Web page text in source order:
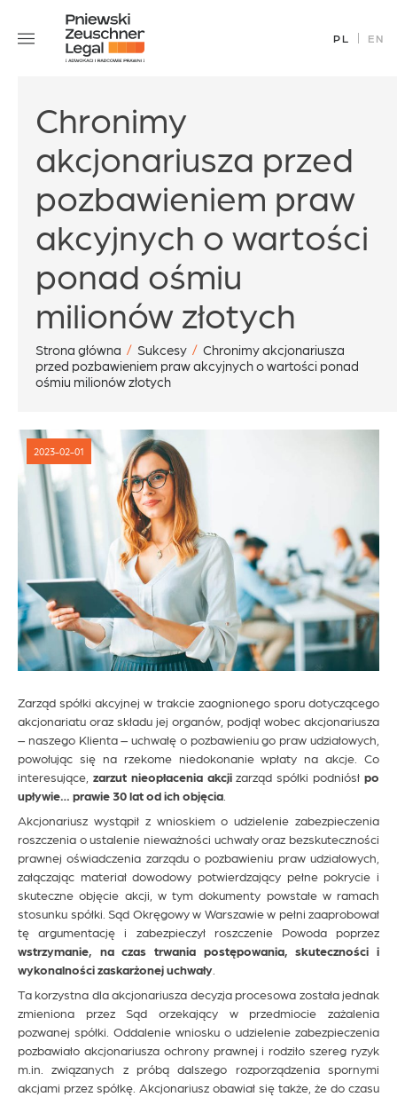
content
Specjalizacje
Aktualności
Kariera
Kontakt
office@pz.legal
PL EN
Chronimy
akcjonariusza przed
pozbawieniem praw
akcyjnych o wartości
ponad ośmiu
milionów złotych
Strona główna / Sukcesy / Chronimy akcjonariusza
przed pozbawieniem praw akcyjnych o wartości ponad
ośmiu milionów złotych
2023-02-01
Zarząd spółki akcyjnej w trakcie zaognionego sporu dotyczącego
akcjonariatu oraz składu jej organów, podjął wobec akcjonariusza
– naszego Klienta – uchwałę o pozbawieniu go praw udziałowych,
powołując się na rzekome niedokonanie wpłaty na akcje. Co
interesujące, zarzut nieopłacenia akcjizarząd spółki podniósłpo
upływie… prawie 30 lat od ich objęcia
Akcjonariusz wystąpił z wnioskiem o udzielenie zabezpieczenia
roszczenia o ustalenie nieważności uchwały oraz bezskuteczności
prawnej oświadczenia zarządu o pozbawieniu praw udziałowych,
załączając materiał dowodowy potwierdzający pełne pokrycie i
skuteczne objęcie akcji, w tym dokumenty powstałe w ramach
stosunku spółki. Sąd Okręgowy w Warszawie w pełni zaaprobował
tę argumentację i zabezpieczył roszczenie Powoda poprzez
wstrzymanie, na czas trwania postępowania, skuteczności i
wykonalności zaskarżonej uchwały
Ta korzystna dla akcjonariusza decyzja procesowa została jednak
zmieniona przez Sąd orzekający w przedmiocie zażalenia
pozwanej spółki. Oddalenie wniosku o udzielenie zabezpieczenia
pozbawiało akcjonariusza ochrony prawnej i rodziło szereg ryzyk
m.in. związanych z próbą dalszego rozporządzenia spornymi
akcjami przez spółkę. Akcjonariusz obawiał się także, że do czasu